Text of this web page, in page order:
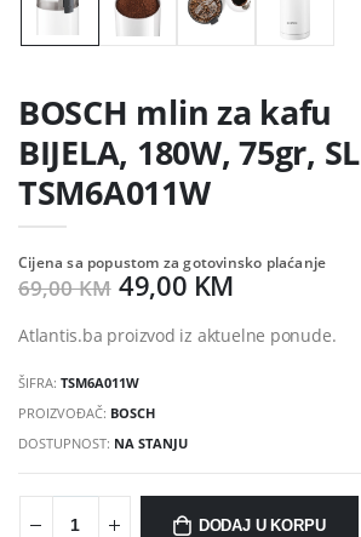
BOSCH mlin za kafu
BIJELA, 180W, 75gr, SL
TSM6A011W
Cijena sa popustom za gotovinsko plaćanje
69,00 KM 49,00 KM
Atlantis.ba proizvod iz aktuelne ponude.
ŠIFRA:TSM6A011W
PROIZVOĐAČ: BOSCH
DOSTUPNOST: NA STANJU
DODAJ U KORPU